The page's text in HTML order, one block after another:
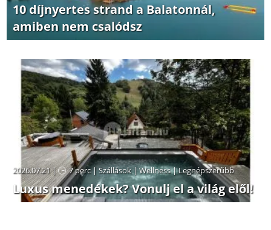
10 díjnyertes strand a Balatonnál,
amiben nem csalódsz
2026.07.21 | 7 perc|Szállások|Wellness|Legnépszerűbb
Luxus menedékek? Vonulj el a világ elől!